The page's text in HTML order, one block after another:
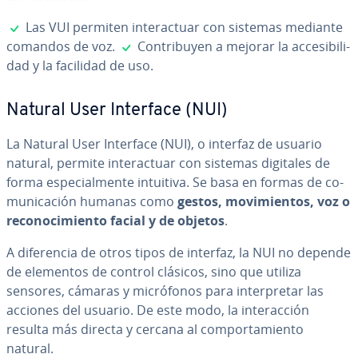
✓
Las VUI permiten in­ter­ac­tuar con sistemas mediante
comandos de voz.
✓
Co­n­tri­bu­yen a mejorar la ac­ce­si­bi­li­
dad y la facilidad de uso.
Natural User Interface (NUI)
La Natural User Interface (NUI), o interfaz de usuario
natural, permite in­ter­ac­tuar con sistemas digitales de
forma es­pe­cia­l­me­n­te intuitiva. Se basa en formas de co­
mu­ni­ca­ción humanas como gestos, mo­vi­mie­n­tos, voz o
re­co­no­ci­mie­n­to facial y de objetos.
A di­fe­re­n­cia de otros tipos de interfaz, la NUI no depende
de elementos de control clásicos, sino que utiliza
sensores, cámaras y mi­cró­fo­nos para in­te­r­pre­tar las
acciones del usuario. De este modo, la in­ter­ac­ción
resulta más directa y cercana al co­m­po­r­ta­mie­n­to
natural.